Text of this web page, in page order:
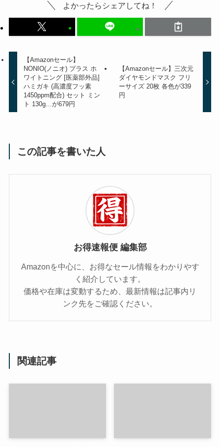
よかったらシェアしてね！
【Amazonセール】
NONIO(ノニオ) プラス ホ
ワイトニング [医薬部外品]
ハミガキ (高濃度フッ素
1450ppm配合) セット ミン
ト 130g…が679円
【Amazonセール】三次元
ダイヤモンドマスク フリ
ーサイズ 20枚 各色が339
円
この記事を書いた人
お得速報便 編集部
Amazonを中心に、お得なセール情報をわかりやす
く紹介しています。
価格や在庫は変動するため、最新情報は記事内リ
ンク先をご確認ください。
関連記事